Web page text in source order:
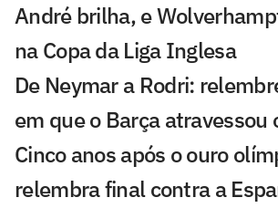
André brilha, e
na Copa da Liga Inglesa
De Neymar a Rodri:
em que o Barça atravessou
Cinco anos após o ouro
relembra final contra a